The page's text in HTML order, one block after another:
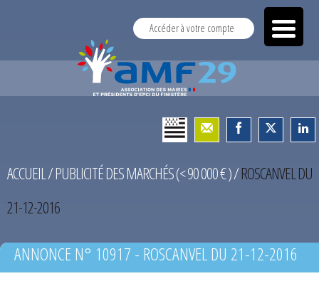
Accéder à votre compte
ACCUEIL/PUBLICITÉ DES MARCHÉS (< 90 000 € )/ROSCANVEL DU
21-12-2016
ANNONCE N° 10917 - ROSCANVEL DU 21-12-2016